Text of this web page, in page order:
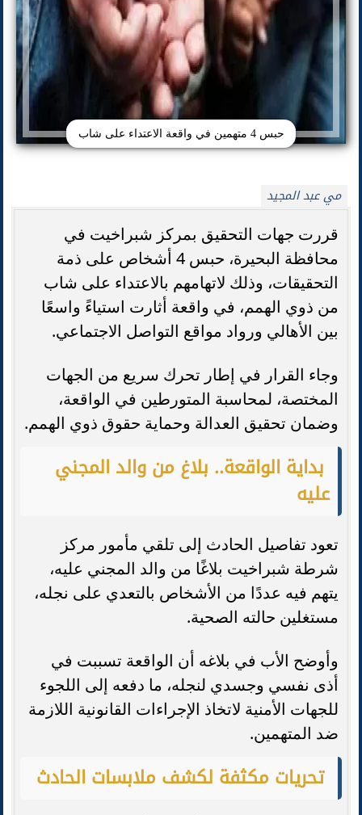
حبس 4 متهمين في واقعة الاعتداء على شاب
مي عبد المجيد
قررت جهات التحقيق بمركز شبراخيت في
محافظة البحيرة، حبس 4 أشخاص على ذمة
التحقيقات، وذلك لاتهامهم بالاعتداء على شاب
من ذوي الهمم، في واقعة أثارت استياءً واسعًا
بين الأهالي ورواد مواقع التواصل الاجتماعي.
وجاء القرار في إطار تحرك سريع من الجهات
المختصة، لمحاسبة المتورطين في الواقعة،
وضمان تحقيق العدالة وحماية حقوق ذوي الهمم.
بداية الواقعة.. بلاغ من والد المجني
عليه
تعود تفاصيل الحادث إلى تلقي مأمور مركز
شرطة شبراخيت بلاغًا من والد المجني عليه،
يتهم فيه عددًا من الأشخاص بالتعدي على نجله،
مستغلين حالته الصحية.
وأوضح الأب في بلاغه أن الواقعة تسببت في
أذى نفسي وجسدي لنجله، ما دفعه إلى اللجوء
للجهات الأمنية لاتخاذ الإجراءات القانونية اللازمة
ضد المتهمين.
تحريات مكثفة لكشف ملابسات الحادث